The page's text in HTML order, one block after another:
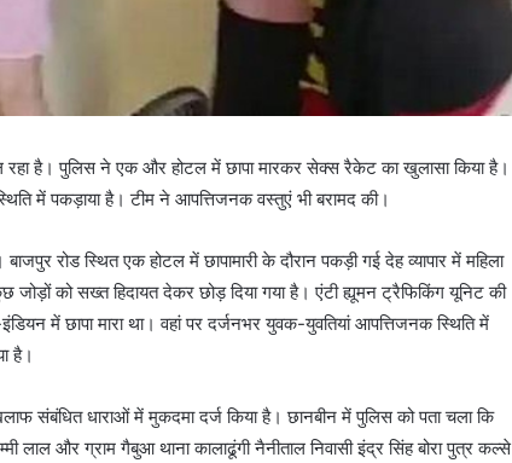
है। पुलिस ने एक और होटल में छापा मारकर सेक्स रैकेट का खुलासा किया है।
में पकड़ाया है। टीम ने आपत्तिजनक वस्तुएं भी बरामद की।
रोड स्थित एक होटल में छापामारी के दौरान पकड़ी गई देह व्यापार में महिला
जोड़ों को सख्त हिदायत देकर छोड़ दिया गया है। एंटी ह्यूमन ट्रैफिकिंग यूनिट की
में छापा मारा था। वहां पर दर्जनभर युवक-युवतियां आपत्तिजनक स्थिति में
है।
संबंधित धाराओं में मुकदमा दर्ज किया है। छानबीन में पुलिस को पता चला कि
लाल और ग्राम गैबुआ थाना कालाढूंगी नैनीताल निवासी इंद्र सिंह बोरा पुत्र कल्से